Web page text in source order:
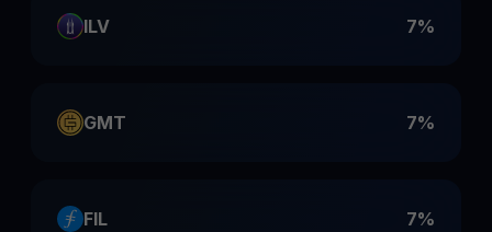
ILV 7%
GMT 7%
FIL 7%